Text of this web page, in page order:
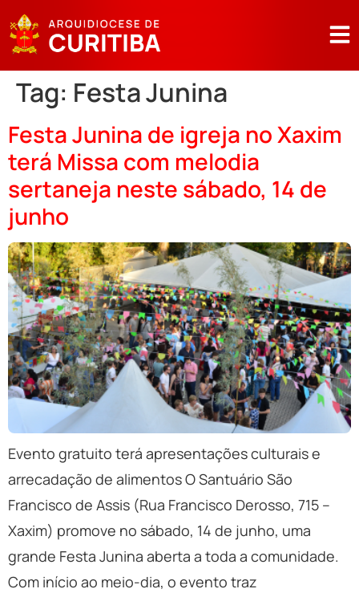
Tag: Festa Junina
Festa Junina de igreja no Xaxim
terá Missa com melodia
sertaneja neste sábado, 14 de
junho
Evento gratuito terá apresentações culturais e
arrecadação de alimentos O Santuário São
Francisco de Assis (Rua Francisco Derosso, 715 –
Xaxim) promove no sábado, 14 de junho, uma
grande Festa Junina aberta a toda a comunidade.
Com início ao meio-dia, o evento traz